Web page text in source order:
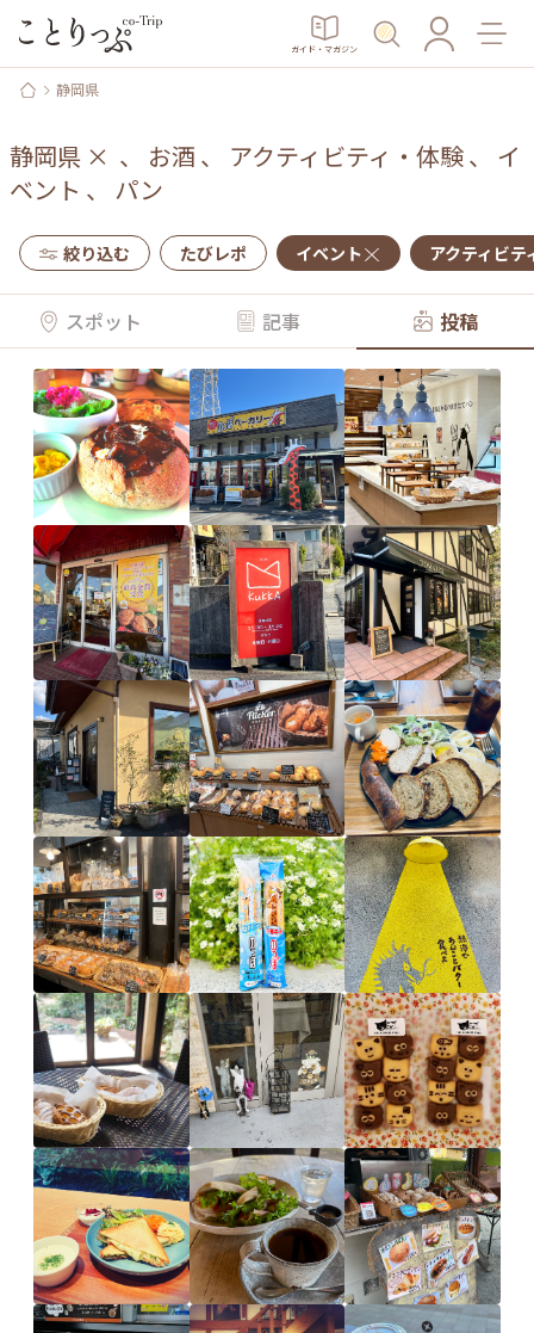
ガイド・マガジン
静岡県
静岡県 × 、 お酒 、 アクティビティ・体験、 イ
ベント 、 パン
絞り込む たびレポ イベント アクティビテ
スポット 記事 投稿